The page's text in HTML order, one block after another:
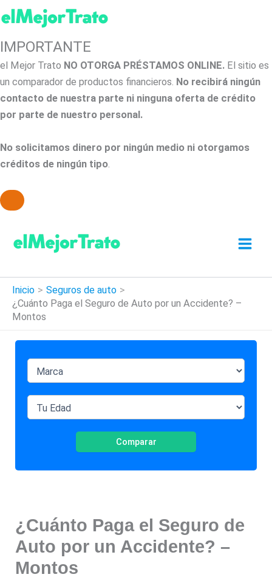
IMPORTANTE
el Mejor Trato NO OTORGA PRÉSTAMOS ONLINE. El sitio es
un comparador de productos financieros. No recibirá ningún
contacto de nuestra parte ni ninguna oferta de crédito
por parte de nuestro personal.
No solicitamos dinero por ningún medio ni otorgamos
créditos de ningún tipo.
contenido
Inicio
Seguros de auto
¿Cuánto Paga el Seguro de Auto por un Accidente? –
Montos
Comparar
¿Cuánto Paga el Seguro de
Auto por un Accidente? –
Montos